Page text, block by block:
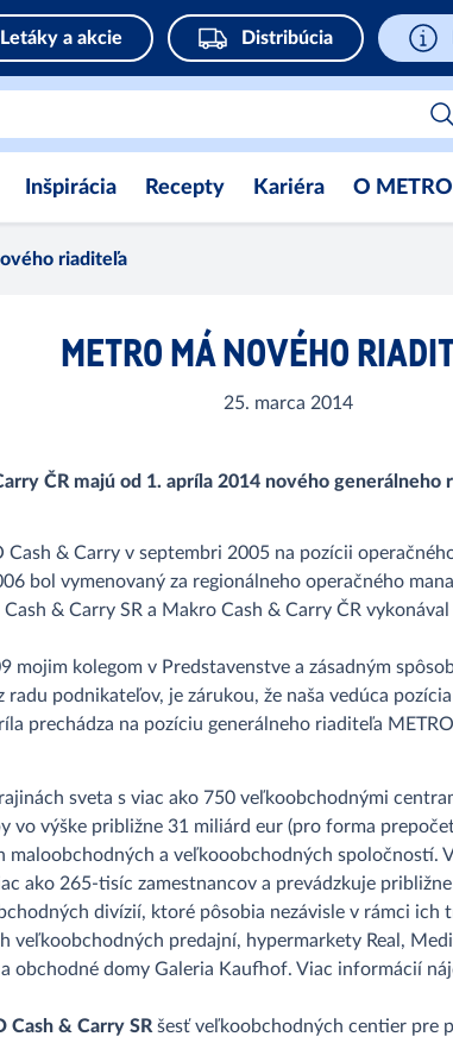
Letáky a akcie Distribúcia
Inšpirácia Recepty Kariéra O METRO
riaditeľa
METRO MÁ NOVÉHO
25. marca 2014
ČR majú od 1. apríla 2014 nového
Cash & Carry v septembri 2005 na pozícii
bol vymenovaný za regionálneho operačného
& Carry SR a Makro Cash & Carry ČR
mojim kolegom v Predstavenstve a zásadným
podnikateľov, je zárukou, že naša vedúca
prechádza na pozíciu generálneho riaditeľa
sveta s viac ako 750 veľkoobchodnými
výške približne 31 miliárd eur (pro forma
maloobchodných a veľkooobchodných
ako 265-tisíc zamestnancov a prevádzkuje
divízií, ktoré pôsobia nezávisle v rámci
veľkoobchodných predajní, hypermarkety Real,
obchodné domy Galeria Kaufhof. Viac informácií
Cash & Carry SR šesť veľkoobchodných centier pre